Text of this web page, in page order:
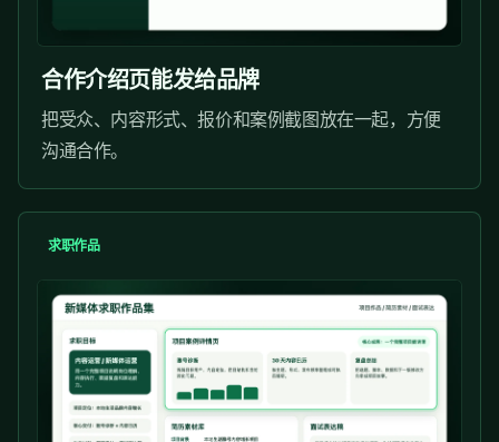
合作介绍页能发给品牌
把受众、内容形式、报价和案例截图放在一起，方便
沟通合作。
求职作品